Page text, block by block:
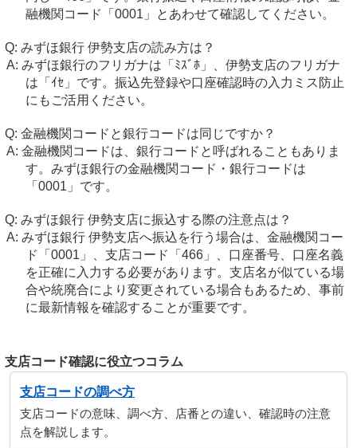
融機関コード「0001」とあわせて確認してください。
みずほ銀行 伊勢支店の読み方は？
みずほ銀行のフリガナは「ﾐｽﾞﾎ」、伊勢支店のフリガナ
は「ｲｾ」です。振込先登録や口座確認時の入力ミス防止
にもご活用ください。
金融機関コードと銀行コードは同じですか？
金融機関コードは、銀行コードと呼ばれることもありま
す。みずほ銀行の金融機関コード・銀行コードは
「0001」です。
みずほ銀行 伊勢支店に振込する際の注意点は？
みずほ銀行 伊勢支店へ振込を行う場合は、金融機関コー
ド「0001」、支店コード「466」、口座番号、口座名義
を正確に入力する必要があります。支店名が似ている場
合や統廃合により変更されている場合もあるため、事前
に最新情報を確認することが重要です。
支店コード確認に役立つコラム
支店コードの調べ方
支店コードの意味、調べ方、店番との違い、確認時の注意
点を解説します。